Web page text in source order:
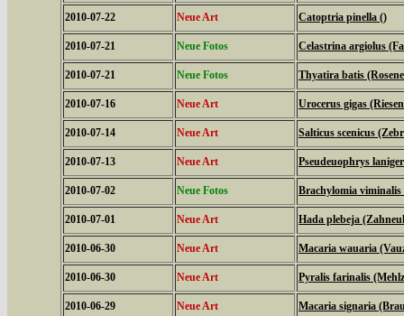
2010-07-22 Neue Art Catoptria pinella ()
2010-07-21 Neue Fotos Celastrina argiolus
2010-07-21 Neue Fotos Thyatira batis
2010-07-16 Neue Art Urocerus gigas
2010-07-14 Neue Art Salticus scenicus
2010-07-13 Neue Art Pseudeuophrys
2010-07-02 Neue Fotos Brachylomia viminalis
2010-07-01 Neue Art Hada plebeja
2010-06-30 Neue Art Macaria wauaria
2010-06-30 Neue Art Pyralis farinalis
2010-06-29 Neue Art Macaria signaria